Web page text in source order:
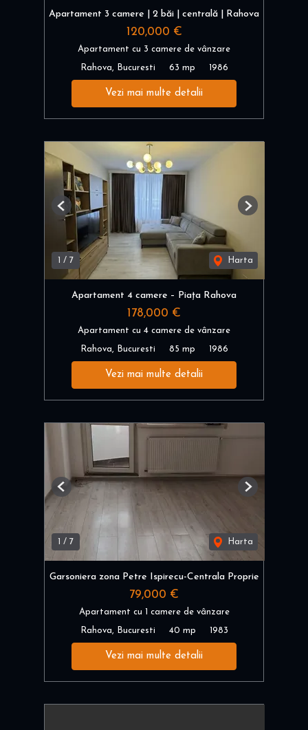
Apartament 3 camere | 2 băi | centrală | Rahova
120,000 €
Apartament cu 3 camere de vânzare
Rahova, Bucuresti 63 mp 1986
Vezi mai multe detalii
1 / 7 Harta
Previous Next
Apartament 4 camere – Piața Rahova
178,000 €
Apartament cu 4 camere de vânzare
Rahova, Bucuresti 85 mp 1986
Vezi mai multe detalii
1 / 7 Harta
Previous Next
Garsoniera zona Petre Ispirecu-Centrala Proprie
79,000 €
Apartament cu 1 camere de vânzare
Rahova, Bucuresti 40 mp 1983
Vezi mai multe detalii